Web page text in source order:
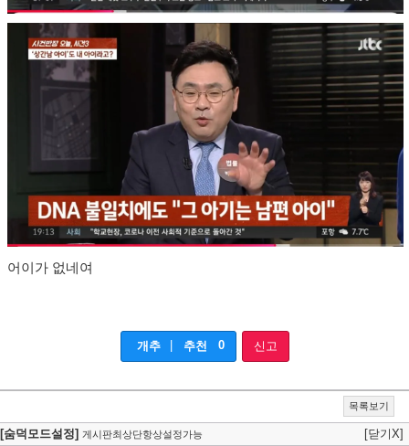
어이가 없네여
개추 추천 0 신고
목록보기
[숨덕모드설정] 게시판최상단항상설정가능 [닫기X]